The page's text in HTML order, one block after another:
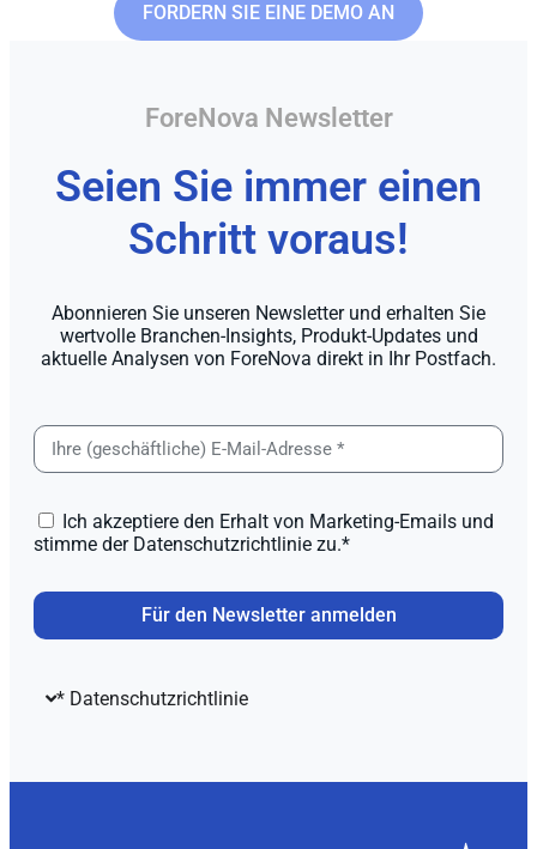
FORDERN SIE EINE DEMO AN
ForeNova Newsletter
Seien Sie immer einen
Schritt voraus!
Abonnieren Sie unseren Newsletter und erhalten Sie
wertvolle Branchen-Insights, Produkt-Updates und
aktuelle Analysen von ForeNova direkt in Ihr Postfach.
Ich akzeptiere den Erhalt von Marketing-Emails und
stimme der Datenschutzrichtlinie zu.*
Für den Newsletter anmelden
* Datenschutzrichtlinie